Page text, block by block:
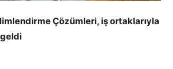
Çözümleri, iş ortaklarıyla
geldi